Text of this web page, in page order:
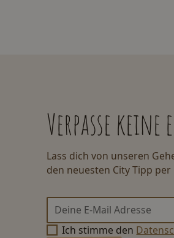
Verpasse
Lass dich von unseren
den neuesten City Tipp per
Ich stimme den